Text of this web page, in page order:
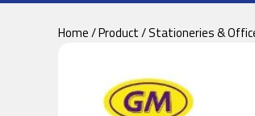
Home/Product/Stationeries &